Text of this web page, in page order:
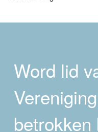
Word lid
betrokken